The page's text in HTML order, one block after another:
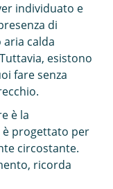
individuato e
di
calda
esistono
fare senza
è la
è progettato per
circostante.
ricorda